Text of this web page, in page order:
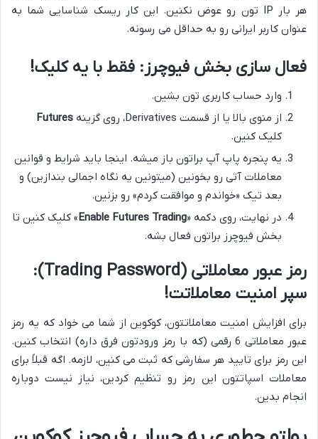
هر بار IP تون رو عوض نکنین. این کار ریسک شناسایی شما به
عنوان کاربر ایرانی رو به حداقل می رسونه.
فعال سازی بخش فیوچرز: فقط با یه کلیک!
وارد حساب کاربری تون بشین.
از منوی بالا یا از قسمت Derivatives، روی گزینه
Futures
کلیک کنین.
یه پنجره پاپ آپ براتون باز میشه. اینجا باید شرایط و قوانین
معاملات آتی رو بخونین (میتونین یه نگاه اجمالی بندازین) و
بعد تیک «خواندم و موافقت کردم» رو بزنین.
در نهایت، روی دکمه «Enable Futures Trading» کلیک کنین تا
بخش فیوچرز براتون فعال بشه.
رمز عبور معاملاتی (Trading Password):
سپر امنیت معاملاتت!
برای افزایش امنیت معاملاتتون، کوکوین از شما می خواد که یه رمز
عبور معاملاتی 6 رقمی (که با رمز ورودتون فرق داره) انتخاب کنین.
این رمز برای تایید هر سفارشی که ثبت می کنین، لازمه. اگه قبلاً برای
معاملات اسپاتتون این رمز رو تنظیم کردین، نیاز نیست دوباره
انجام بدین.